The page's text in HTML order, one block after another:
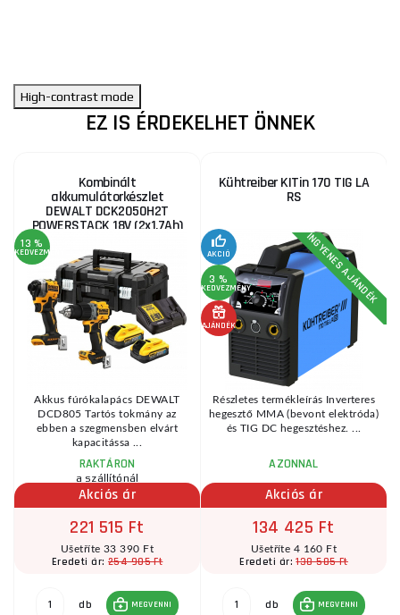
High-contrast mode
EZ IS ÉRDEKELHET ÖNNEK
Kombinált
akkumulátorkészlet
DEWALT DCK2050H2T
POWERSTACK 18V (2x1,7Ah)
13 %
KEDVEZMÉNY
Akkus fúrókalapács DEWALT
DCD805 Tartós tokmány az
ebben a szegmensben elvárt
kapacitássa ...
RAKTÁRON
a szállítónál
Akciós ár
221 515 Ft
Ušetříte 33 390 Ft
Eredeti ár: 254 905 Ft
db MEGVENNI
Kühtreiber KITin 170 TIG LA
RS
AKCIÓ
3 %
KEDVEZMÉNY
AJÁNDÉK
INGYENES AJÁNDÉK
Részletes termékleírás Inverteres
hegesztő MMA (bevont elektróda)
és TIG DC hegesztéshez. ...
AZONNAL
Akciós ár
134 425 Ft
Ušetříte 4 160 Ft
Eredeti ár:138 585 Ft
db MEGVENNI